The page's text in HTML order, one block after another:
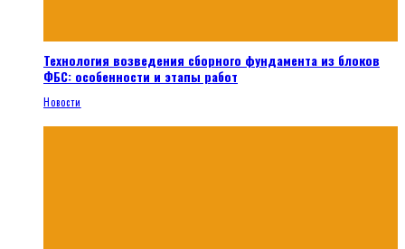
Технология возведения сборного фундамента из блоков
ФБС: особенности и этапы работ
Новости